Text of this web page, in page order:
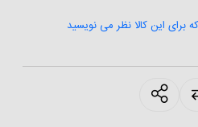
برای این کالا نظر می نویسید
products.sharing